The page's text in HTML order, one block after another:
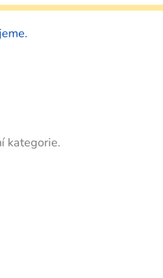
kategorie.